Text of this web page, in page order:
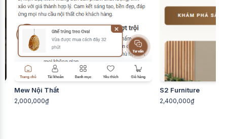
Mew Nội Thất
2,000,000₫
S2 Furniture
2,400,000₫